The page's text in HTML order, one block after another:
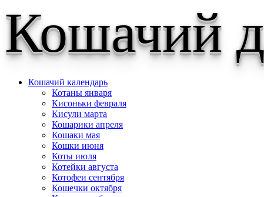
Кошачий
Кошачий календарь
Котаны января
Кисоньки февраля
Кисули марта
Кошарики апреля
Кошаки мая
Кошки июня
Коты июля
Котейки августа
Котофеи сентября
Кошечки октября